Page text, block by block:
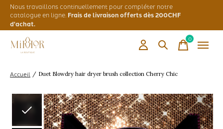
Nous travaillons continuellement pour compléter notre
catalogue en ligne. Frais de livraison offerts dès 200CHF
d'achat.
0items
Accueil / Duet Blowdry hair dryer brush collection Cherry Chic
Slideshow Items